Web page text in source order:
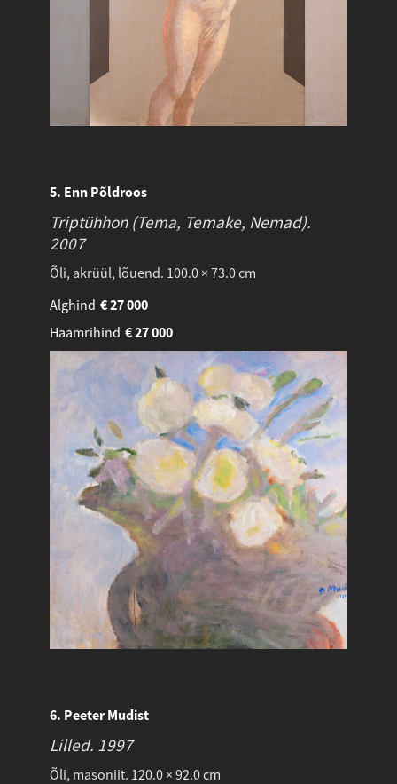
5. Enn Põldroos
Triptühhon (Tema, Temake, Nemad).
2007
Õli, akrüül, lõuend. 100.0 × 73.0 cm
Alghind
27 000
€
Haamrihind
27 000
€
6. Peeter Mudist
Lilled. 1997
Õli, masoniit. 120.0 × 92.0 cm